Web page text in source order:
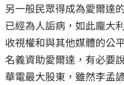
另一般民眾得成為愛爾達
已經為人詬病，如此龐大
收視權和與其他媒體的公
名義資助愛爾達，有必要
華電最大股東，雖然李孟